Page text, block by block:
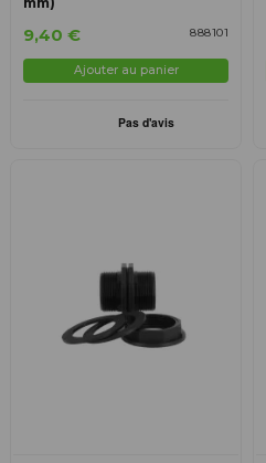
888101
9,40 €
Ajouter au panier